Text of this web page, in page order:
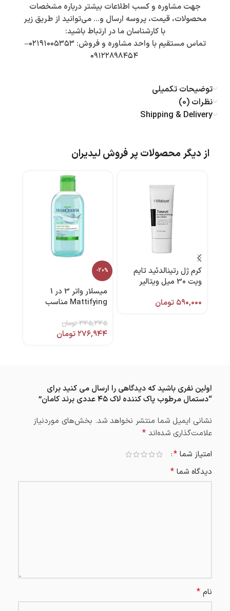
جهت مشاوره و کسب اطلاعات بیشتر درباره مشخصات
محصولات، قیمت، پروسه ارسال و… می‌توانید از طریق زیر
با کارشناسان ما در ارتباط باشید:
تماس مستقیم با واحد مشاوره و فروش: ۰۲۱۹۱۰۰۵۳۵۳–
۰۹۱۲۲۸۹۸۴۵۴
توضیحات تکمیلی
نظرات (0)
Shipping & Delivery
از دیگر محصولات پر فروش لیدیران
کرم ژل رتینالدئید تایم
ویت 30 میل ویتالیر
۵۹۰,۰۰۰ تومان
-20%
میسلار واتر 3 در 1
Mattifying مناسب
250 میل هیدرودرم
۳۴۵,۳۴۵تومان
۲۷۶,۹۴۴تومان
اولین نفری باشید که دیدگاهی را ارسال می کنید برای
“دستمال مرطوب پاک کننده لاک ۴۵ عددی برند کامان”
نشانی ایمیل شما منتشر نخواهد شد. بخش‌های موردنیاز
علامت‌گذاری شده‌اند *
امتیاز شما *
دیدگاه شما *
نام *